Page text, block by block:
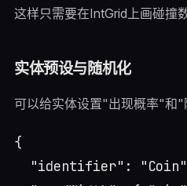
这样只需要在IntGrid上画碰
实体预设与随机化
可以给实体设置"出现概率"和"
{
"identifier":